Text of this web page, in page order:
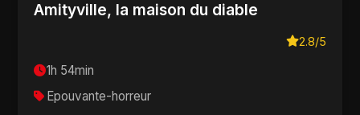
Amityville, la maison du diable
2.8/5
1h 54min
Epouvante-horreur